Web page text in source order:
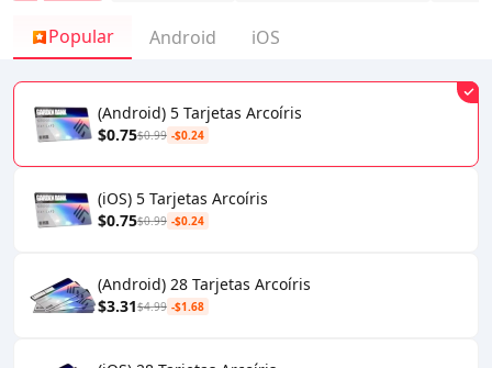
Popular Android iOS
(Android) 5 Tarjetas Arcoíris
$0.75$0.99 -$0.24
(iOS) 5 Tarjetas Arcoíris
$0.75$0.99 -$0.24
(Android) 28 Tarjetas Arcoíris
$3.31$4.99 -$1.68